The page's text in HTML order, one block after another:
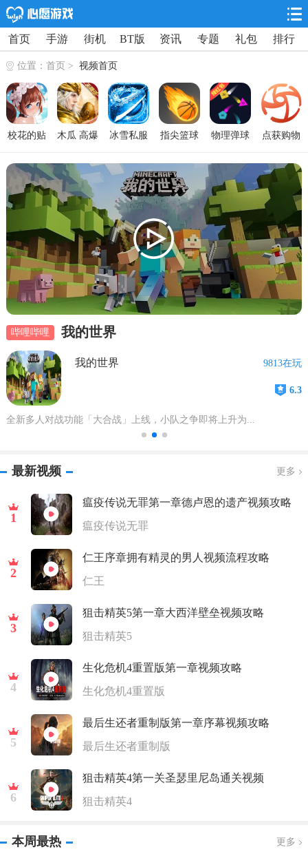
首页 手游 街机 BT版 资讯 专题 礼包 排行
位置： 首页 > 视频首页
校花的贴
版
木瓜 高爆
冰雪私服
指尖篮球
物理弹球
点获购物
v0.0.73
哔哩哔哩 我的世界
9813在玩
6.3
我的世界
全新多人对战功能「大合战」上线，小队之争即将上升为...
最新视频 更多
1
瘟疫传说无罪第一章德卢恩的遗产视频攻略
瘟疫传说无罪
2
仁王序章拥有精灵的男人视频流程攻略
仁王
3
狙击精英5第一章大西洋壁垒视频攻略
狙击精英5
4
生化危机4重置版第一章视频攻略
生化危机4重置版
5
最后生还者重制版第一章序幕视频攻略
最后生还者重制版
6
狙击精英4第一关圣瑟里尼岛通关视频
狙击精英4
本周最热 更多